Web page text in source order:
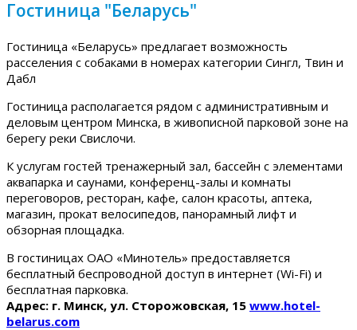
Гостиница "Беларусь"
Гостиница «Беларусь» предлагает возможность
расселения с собаками в номерах категории Сингл, Твин и
Дабл
Гостиница располагается рядом с административным и
деловым центром Минска, в живописной парковой зоне на
берегу реки Свислочи.
К услугам гостей тренажерный зал, бассейн с элементами
аквапарка и саунами, конференц-залы и комнаты
переговоров, ресторан, кафе, салон красоты, аптека,
магазин, прокат велосипедов, панорамный лифт и
обзорная площадка.
В гостиницах ОАО «Минотель» предоставляется
бесплатный беспроводной доступ в интернет (Wi-Fi) и
бесплатная парковка.
Адрес: г. Минск, ул. Сторожовская, 15 www.hotel-
belarus.com